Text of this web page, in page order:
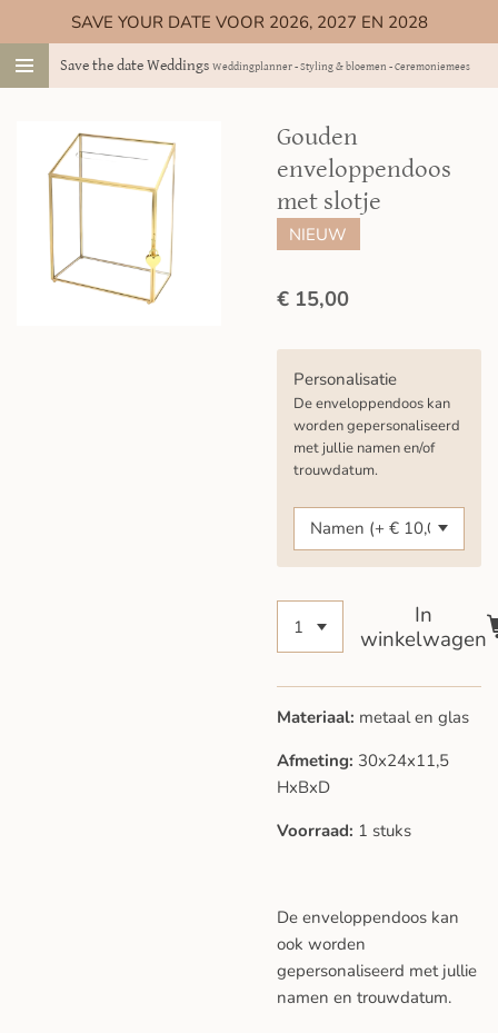
direct
naar
hoofdinhoud
Save the date Weddings Weddingplanner - Styling & bloemen - Ceremoniemeester
SAVE YOUR DATE VOOR 2026, 2027 EN 2028
Gouden
enveloppendoos
met slotje
NIEUW
€ 15,00
Personalisatie
De enveloppendoos kan
worden gepersonaliseerd
met jullie namen en/of
trouwdatum.
In
winkelwagen
Materiaal: metaal en glas
Afmeting: 30x24x11,5
HxBxD
Voorraad: 1 stuks
De enveloppendoos kan
ook worden
gepersonaliseerd met jullie
namen en trouwdatum.